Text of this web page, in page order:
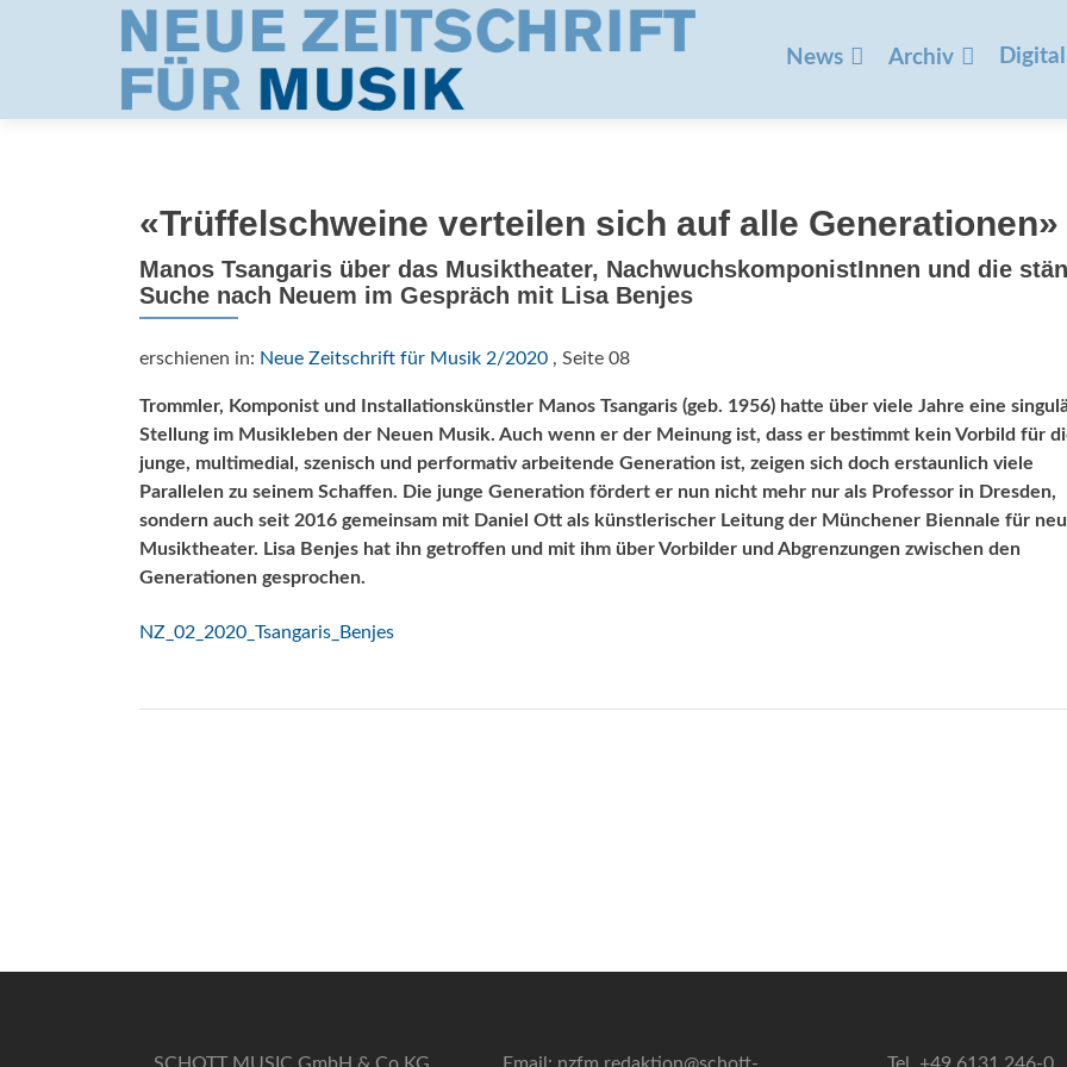
springen
News Archiv Digital
«Trüffelschweine verteilen sich auf alle Generationen»
Manos Tsangaris über das Musiktheater, Nachwuchs­komponistInnen und die
Suche nach Neuem im Gespräch mit Lisa Benjes
erschienen in: Neue Zeitschrift für Musik 2/2020 , Seite 08
Trommler, Komponist und Installationskünstler Manos Tsangaris (geb. 1956) hatte über viele Jahre eine
Stellung im Musikleben der Neuen Musik. Auch wenn er der Meinung ist, dass er bestimmt kein Vorbild für
junge, multimedial, szenisch und performativ arbeitende Generation ist, zeigen sich doch erstaunlich viele
Parallelen zu seinem Schaffen. Die junge Generation fördert er nun nicht mehr nur als Professor in Dresden,
sondern auch seit 2016 gemeinsam mit Daniel Ott als künstlerischer Leitung der Münchener Biennale für
Musiktheater. Lisa Benjes hat ihn getroffen und mit ihm über Vorbilder und Abgrenzungen zwischen den
Generationen gesprochen.
NZ_02_2020_Tsangaris_Benjes